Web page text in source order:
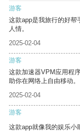
游客
这款app是我旅行的好帮
人情。
2025-02-04
游客
这款加速器VPM应用程
助你在网络上自由移动。
2025-02-04
游客
这款app就像我的娱乐小